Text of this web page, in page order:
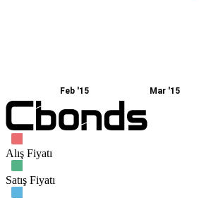
Feb '15 Mar '15
Alış Fiyatı
Satış Fiyatı